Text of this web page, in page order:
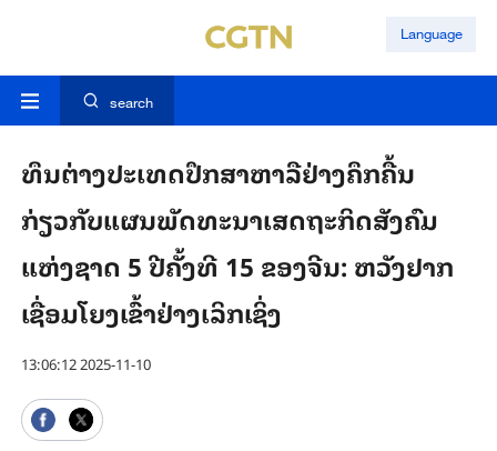
Language
search
ທຶນຕ່າງປະເທດປຶກສາຫາລືຢ່າງຄຶກຄື້ນ
ກ່ຽວກັບແຜນພັດທະນາເສດຖະກິດສັງຄົມ
ແຫ່ງຊາດ 5 ປີຄັ້ງທີ 15 ຂອງຈີນ: ຫວັງຢາກ
ເຊື່ອມໂຍງເຂົ້າຢ່າງເລິກເຊິ່ງ
13:06:12 2025-11-10